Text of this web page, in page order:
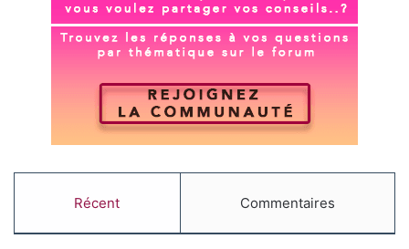
Récent Commentaires